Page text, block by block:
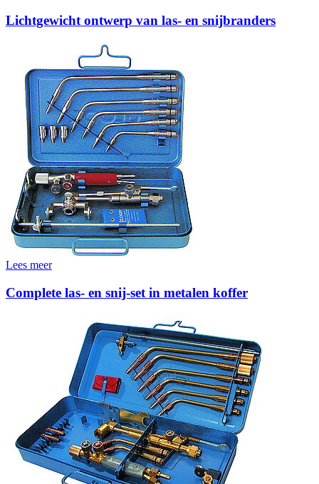
Lichtgewicht ontwerp van las- en snijbranders
Lees meer
Complete las- en snij-set in metalen koffer